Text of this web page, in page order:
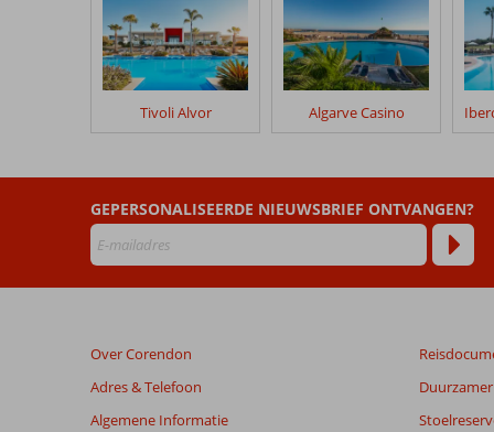
geschreven
na
hun
verblijf
Monte
Beoordelingen
die
ouder
zijn
maanden
worden
niet
meer
Tivoli Alvor Algarve Casino
GEPERSONALISEERDE NIEUWSBRIEF ONTVANGEN?
Over Corendon
Adres & Telefoon
Algemene Informatie